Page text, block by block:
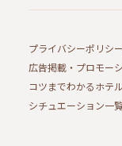
プライバシーポリシー
広告掲載・プロモー
コツまでわかるホテ
シチュエーション一